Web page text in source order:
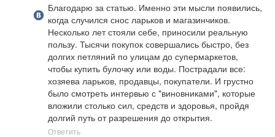
Благодарю за статью. Именно эти мысли появились,
когда случился снос ларьков и магазинчиков.
Несколько лет стояли себе, приносили реальную
пользу. Тысячи покупок совершались быстро, без
долгих петляний по улицам до супермаркетов,
чтобы купить булочку или воды. Пострадали все:
хозяева ларьков, продавцы, покупатели. И грустно
было смотреть интервью с "виновниками", которые
вложили столько сил, средств и здоровья, пройдя
долгий путь от разрешения до открытия.
Ответить